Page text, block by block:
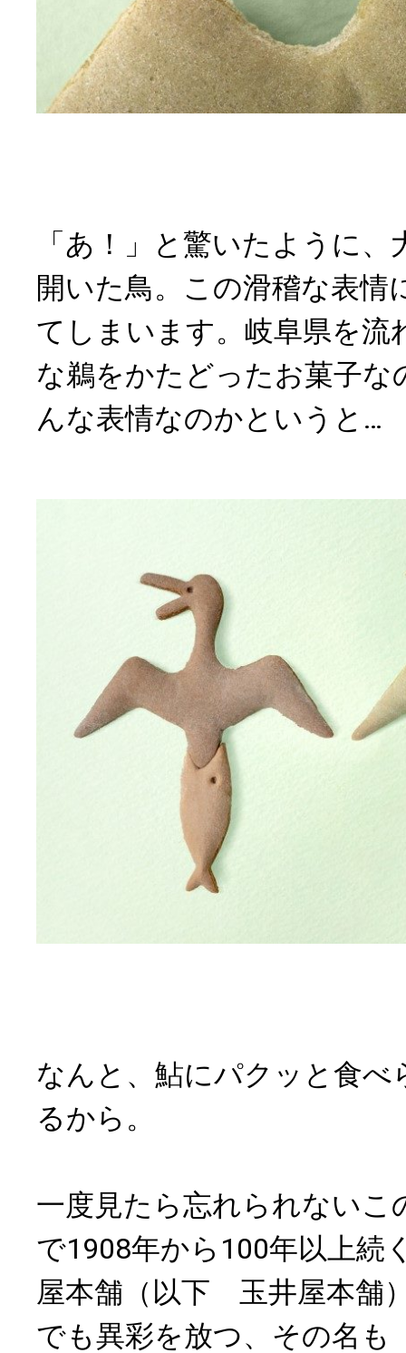
「あ！」と驚いたように
開いた鳥。この滑稽な表情
てしまいます。岐阜県を流
な鵜をかたどったお菓子な
んな表情なのかというと…
なんと、鮎にパクッと食
るから。
一度見たら忘れられないこ
で1908年から100年以上続
屋本舗（以下 玉井屋本舗
でも異彩を放つ、その名も